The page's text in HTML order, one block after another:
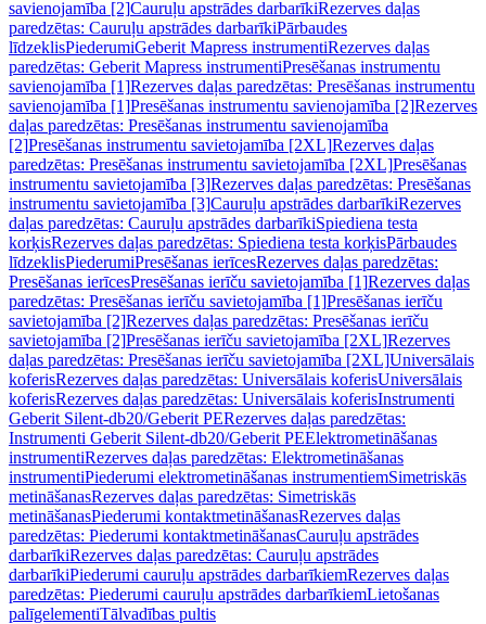
savienojamība [2]Cauruļu apstrādes darbarīkiRezerves daļas
paredzētas: Cauruļu apstrādes darbarīkiPārbaudes
līdzeklisPiederumiGeberit Mapress instrumentiRezerves daļas
paredzētas: Geberit Mapress instrumentiPresēšanas instrumentu
savienojamība [1]Rezerves daļas paredzētas: Presēšanas instrumentu
savienojamība [1]Presēšanas instrumentu savienojamība [2]Rezerves
daļas paredzētas: Presēšanas instrumentu savienojamība
[2]Presēšanas instrumentu savietojamība [2XL]Rezerves daļas
paredzētas: Presēšanas instrumentu savietojamība [2XL]Presēšanas
instrumentu savietojamība [3]Rezerves daļas paredzētas: Presēšanas
instrumentu savietojamība [3]Cauruļu apstrādes darbarīkiRezerves
daļas paredzētas: Cauruļu apstrādes darbarīkiSpiediena testa
korķisRezerves daļas paredzētas: Spiediena testa korķisPārbaudes
līdzeklisPiederumiPresēšanas ierīcesRezerves daļas paredzētas:
Presēšanas ierīcesPresēšanas ierīču savietojamība [1]Rezerves daļas
paredzētas: Presēšanas ierīču savietojamība [1]Presēšanas ierīču
savietojamība [2]Rezerves daļas paredzētas: Presēšanas ierīču
savietojamība [2]Presēšanas ierīču savietojamība [2XL]Rezerves
daļas paredzētas: Presēšanas ierīču savietojamība [2XL]Universālais
koferisRezerves daļas paredzētas: Universālais koferisUniversālais
koferisRezerves daļas paredzētas: Universālais koferisInstrumenti
Geberit Silent-db20/Geberit PERezerves daļas paredzētas:
Instrumenti Geberit Silent-db20/Geberit PEElektrometināšanas
instrumentiRezerves daļas paredzētas: Elektrometināšanas
instrumentiPiederumi elektrometināšanas instrumentiemSimetriskās
metināšanasRezerves daļas paredzētas: Simetriskās
metināšanasPiederumi kontaktmetināšanasRezerves daļas
paredzētas: Piederumi kontaktmetināšanasCauruļu apstrādes
darbarīkiRezerves daļas paredzētas: Cauruļu apstrādes
darbarīkiPiederumi cauruļu apstrādes darbarīkiemRezerves daļas
paredzētas: Piederumi cauruļu apstrādes darbarīkiemLietošanas
palīgelementiTālvadības pultis